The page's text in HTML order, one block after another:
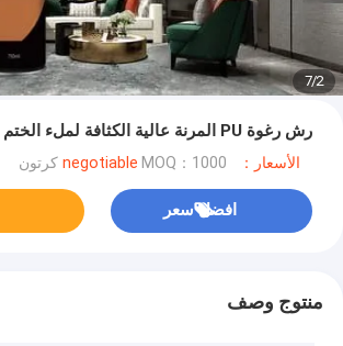
2
/
7
رش رغوة PU المرنة عالية الكثافة لملء الختم 750 مللي
الأسعار：negotiable MOQ：1000 كرتون
افضل سعر
منتوج وصف